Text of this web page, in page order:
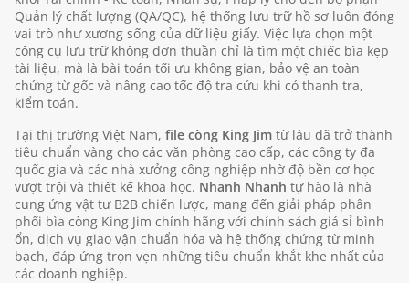
Quản lý chất lượng (QA/QC), hệ thống lưu trữ hồ sơ luôn đóng
vai trò như xương sống của dữ liệu giấy. Việc lựa chọn một
công cụ lưu trữ không đơn thuần chỉ là tìm một chiếc bìa kẹp
tài liệu, mà là bài toán tối ưu không gian, bảo vệ an toàn
chứng từ gốc và nâng cao tốc độ tra cứu khi có thanh tra,
kiểm toán.
Tại thị trường Việt Nam, file còng King Jim từ lâu đã trở thành
tiêu chuẩn vàng cho các văn phòng cao cấp, các công ty đa
quốc gia và các nhà xưởng công nghiệp nhờ độ bền cơ học
vượt trội và thiết kế khoa học. Nhanh Nhanh tự hào là nhà
cung ứng vật tư B2B chiến lược, mang đến giải pháp phân
phối bìa còng King Jim chính hãng với chính sách giá sỉ bình
ổn, dịch vụ giao vận chuẩn hóa và hệ thống chứng từ minh
bạch, đáp ứng trọn vẹn những tiêu chuẩn khắt khe nhất của
các doanh nghiệp.